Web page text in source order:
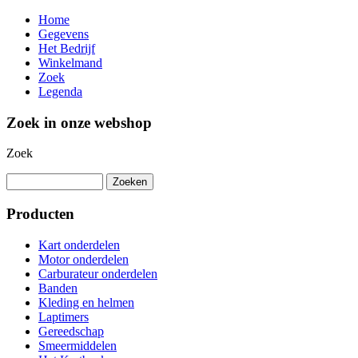
Home
Gegevens
Het Bedrijf
Winkelmand
Zoek
Legenda
Zoek in onze webshop
Zoek
Producten
Kart onderdelen
Motor onderdelen
Carburateur onderdelen
Banden
Kleding en helmen
Laptimers
Gereedschap
Smeermiddelen